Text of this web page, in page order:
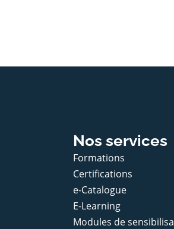
Nos services
Formations
Certifications
e-Catalogue
E-Learning
Modules de